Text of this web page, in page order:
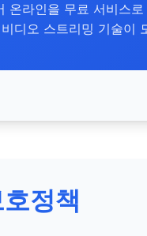
온라인을 무료 서비스
디오 스트리밍 기술이
정책